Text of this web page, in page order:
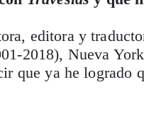
editora y
2018), Nueva
que ya he logrado